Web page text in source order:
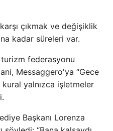
çıkmak ve değişiklik
kadar süreleri var.
federasyonu
Messaggero'ya “Gece
yalnızca işletmeler
Başkanı Lorenza